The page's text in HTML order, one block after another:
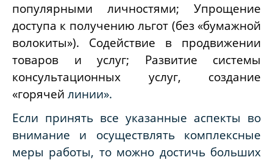
популярными личностями; Упрощение
доступа к получению льгот (без «бумажной
волокиты»). Содействие в продвижении
товаров и услуг; Развитие системы
консультационных услуг, создание
«горячей линии».
Если принять все указанные аспекты во
внимание и осуществлять комплексные
меры работы, то можно достичь больших